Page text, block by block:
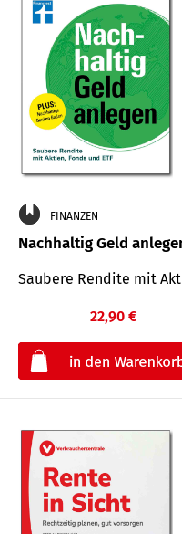
FINANZEN
Nachhaltig Geld
Saubere Rendite mit
22,90 €